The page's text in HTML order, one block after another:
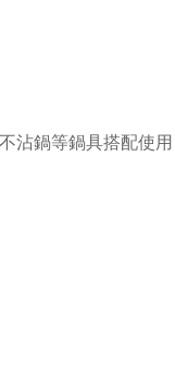
沾鍋等鍋具搭配使用